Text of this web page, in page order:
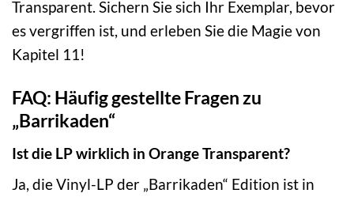
Transparent. Sichern Sie sich Ihr Exemplar, bevor
es vergriffen ist, und erleben Sie die Magie von
Kapitel 11!
FAQ: Häufig gestellte Fragen zu
„Barrikaden“
Ist die LP wirklich in Orange Transparent?
Ja, die Vinyl-LP der „Barrikaden“ Edition ist in